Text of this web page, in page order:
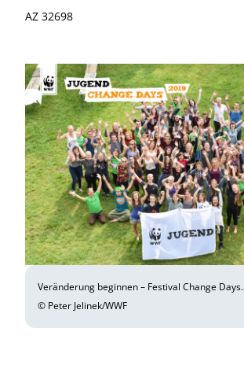
AZ 32698
Veränderung beginnen – Festival Change Days.
© Peter Jelinek/WWF